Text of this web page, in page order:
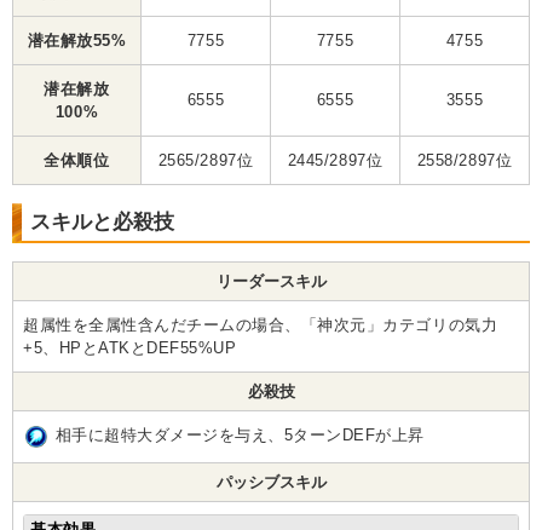
潜在解放55% 7755 7755 4755
潜在解放
100%
6555 6555 3555
全体順位 2565/2897位 2445/2897位 2558/2897位
スキルと必殺技
リーダースキル
超属性を全属性含んだチームの場合、「神次元」カテゴリの気力
+5、HPとATKとDEF55%UP
必殺技
相手に超特大ダメージを与え、5ターンDEFが上昇
パッシブスキル